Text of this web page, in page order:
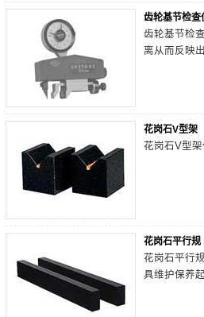
齿轮基节检查
齿轮基节检
离从而反映
花岗石V型架
花岗石V型
花岗石平行规
花岗石平行
具维护保养